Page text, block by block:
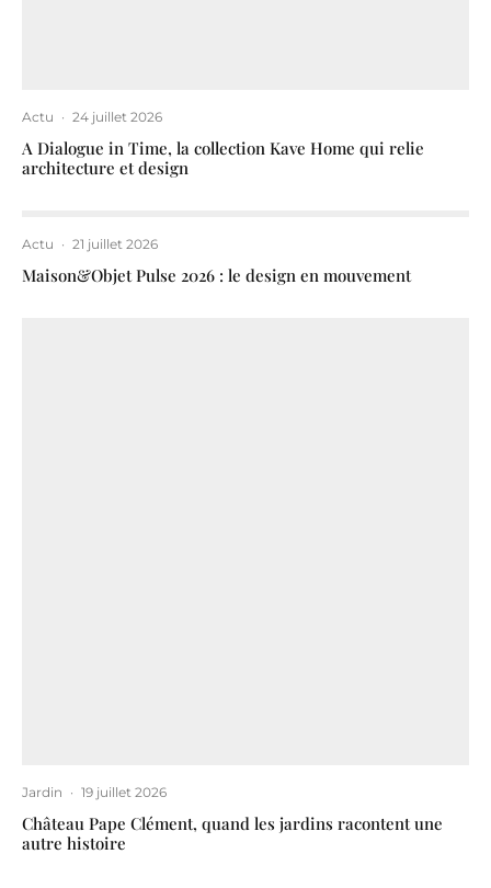
Actu · 24 juillet 2026
A Dialogue in Time, la collection Kave Home qui relie
architecture et design
Actu · 21 juillet 2026
Maison&Objet Pulse 2026 : le design en mouvement
Jardin · 19 juillet 2026
Château Pape Clément, quand les jardins racontent une
autre histoire